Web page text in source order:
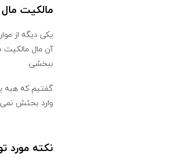
مالکیت
یکی دیگه از
آن مال
ببخشی.
گفتیم که هبه
وارد بحثش
نکته مورد